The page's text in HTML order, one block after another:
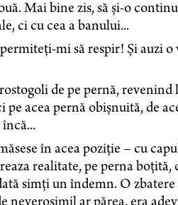
Mai bine zis, să și-o
ci cu cea a banului...
mi să respir! Și auzi o
de pe pernă,
acea pernă obișnuită, de
în acea poziție – cu
realitate, pe perna boțită,
simți un îndemn. O